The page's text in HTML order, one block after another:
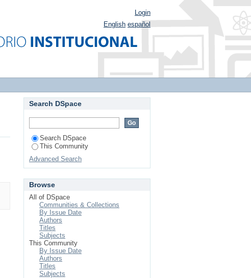
Login
English español
Search DSpace
Search DSpace
This Community
Advanced Search
Browse
All of DSpace
Communities & Collections
By Issue Date
Authors
Titles
Subjects
This Community
By Issue Date
Authors
Titles
Subjects